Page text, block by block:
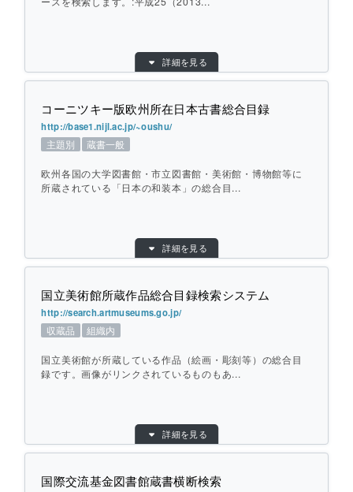
ベース（IRDB）に統合されました。
蔵書一般
提供元： 国立情報学研究所
地域： その他
横断方式： あらかじめ収集した情報を検索
ひとこと紹介： 大学図書館等の参加館によるオンライン総
合目録データベースを検索します。:平成2
をより拡張したCiNii Books（http://ci.nii.
ac.jp/books/ ）をご利用いただけます。
個別ページを開く
詳細を見る
コーニツキー版欧州所在日本古書総合目録
http://base1.nijl.ac.jp/~oushu/
主題別 蔵書一般
欧州各国の大学図書館・市立図書館・美術館・博物館等に
所蔵されている「日本の和装本」の総合目...
蔵書一般
提供元： 国文学研究資料館
地域： その他
横断方式： あらかじめ収集した情報を検索
ひとこと紹介： 欧州各国の大学図書館・市立図書館・美術
館・博物館等に所蔵されている「日本の和
個別ページを開く
詳細を見る
国立美術館所蔵作品総合目録検索システム
http://search.artmuseums.go.jp/
収蔵品 組織内
国立美術館が所蔵している作品（絵画・彫刻等）の総合目
録です。画像がリンクされているものもあ...
提供元： 国立美術館
詳細を見る
国際交流基金図書館蔵書横断検索